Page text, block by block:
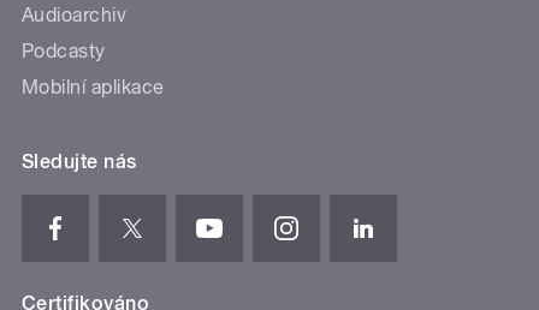
Audioarchiv
Podcasty
Mobilní aplikace
Sledujte nás
Certifikováno